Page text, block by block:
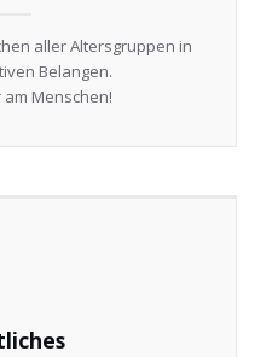
aller Altersgruppen in
Belangen.
Menschen!